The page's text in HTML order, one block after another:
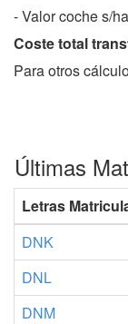
- Valor coche s/
Coste total
Para otros
Últimas
Letras
DNK
DNL
DNM